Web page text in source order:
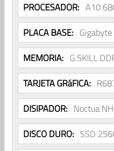
PROCESADOR: A10
PLACA BASE:
MEMORIA: G.SKILL
TARJETA GRáFICA:
DISIPADOR: Noctua
DISCO DURO: SSD